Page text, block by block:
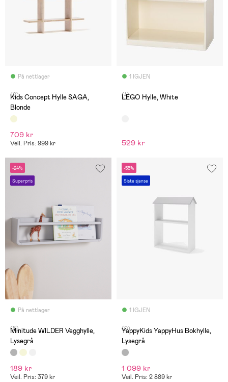
På nettlager
(0)
Kids Concept Hylle SAGA,
Blonde
709 kr
Veil. Pris: 999 kr
1 IGJEN
(4)
LEGO Hylle, White
529 kr
-24%
Superpris
På nettlager
(5)
Minitude WILDER Vegghylle,
Lysegrå
189 kr
Veil. Pris: 379 kr
-55%
Siste sjanse
1 IGJEN
(0)
YappyKids YappyHus Bokhylle,
Lysegrå
1 099 kr
Veil. Pris: 2 889 kr